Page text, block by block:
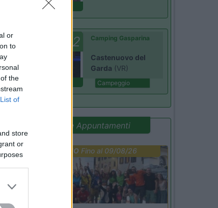
or
to
the
List of
store
or
8.2 Camping Gasparina
Castenuovo del
Garda (VR)
Campeggio
Promo e Appuntamenti
PROMO Fino al 09/08/26